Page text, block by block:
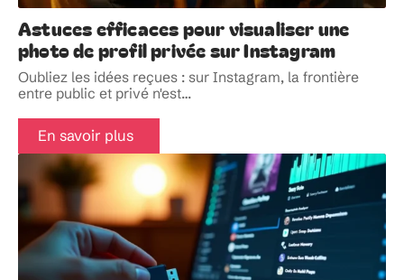
Astuces efficaces pour visualiser une
photo de profil privée sur Instagram
Oubliez les idées reçues : sur Instagram, la frontière
entre public et privé n'est…
En savoir plus